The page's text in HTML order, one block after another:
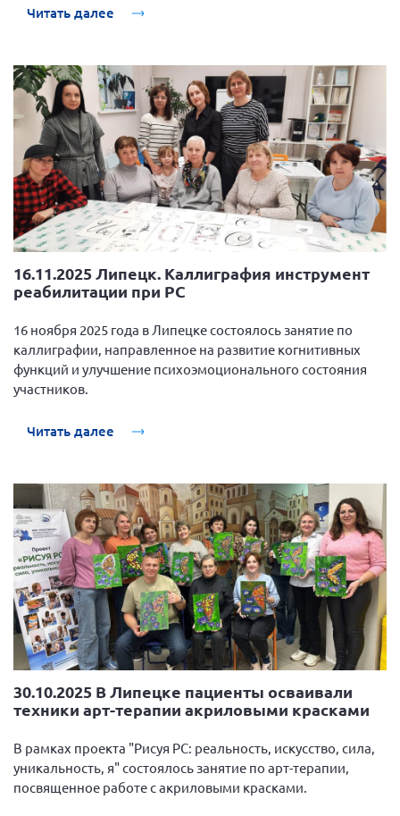
России".
Читать далее
16.11.2025 Липецк. Каллиграфия инструмент
реабилитации при РС
16 ноября 2025 года в Липецке состоялось занятие по
каллиграфии, направленное на развитие когнитивных
функций и улучшение психоэмоционального состояния
участников.
Читать далее
30.10.2025 В Липецке пациенты осваивали
техники арт-терапии акриловыми красками
В рамках проекта "Рисуя РС: реальность, искусство, сила,
уникальность, я" состоялось занятие по арт-терапии,
посвященное работе с акриловыми красками.